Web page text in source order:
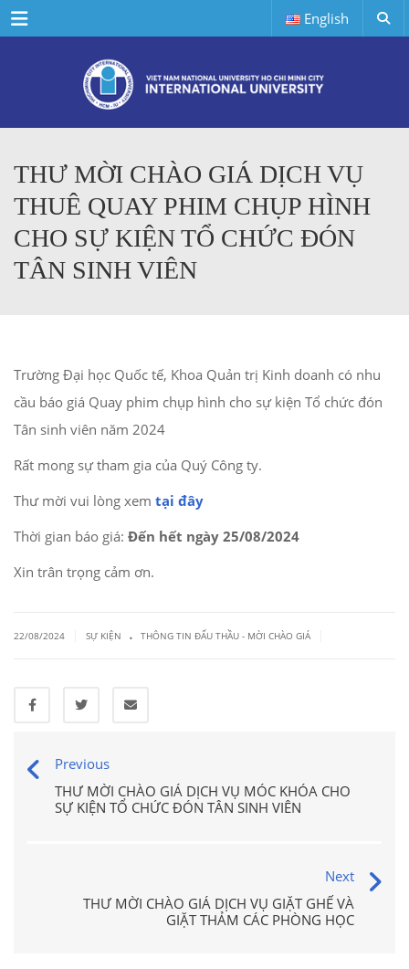
Menu English
THƯ MỜI CHÀO GIÁ DỊCH VỤ
THUÊ QUAY PHIM CHỤP HÌNH
CHO SỰ KIỆN TỔ CHỨC ĐÓN
TÂN SINH VIÊN
Trường Đại học Quốc tế, Khoa Quản trị Kinh doanh có nhu
cầu báo giá Quay phim chụp hình cho sự kiện Tổ chức đón
Tân sinh viên năm 2024
Rất mong sự tham gia của Quý Công ty.
Thư mời vui lòng xem tại đây
Thời gian báo giá: Đến hết ngày 25/08/2024
Xin trân trọng cảm ơn.
22/08/2024 SỰ KIỆN . THÔNG TIN ĐẤU THẦU - MỜI CHÀO GIÁ
Previous
THƯ MỜI CHÀO GIÁ DỊCH VỤ MÓC KHÓA CHO
SỰ KIỆN TỔ CHỨC ĐÓN TÂN SINH VIÊN
Next
THƯ MỜI CHÀO GIÁ DỊCH VỤ GIẶT GHẾ VÀ
GIẶT THẢM CÁC PHÒNG HỌC